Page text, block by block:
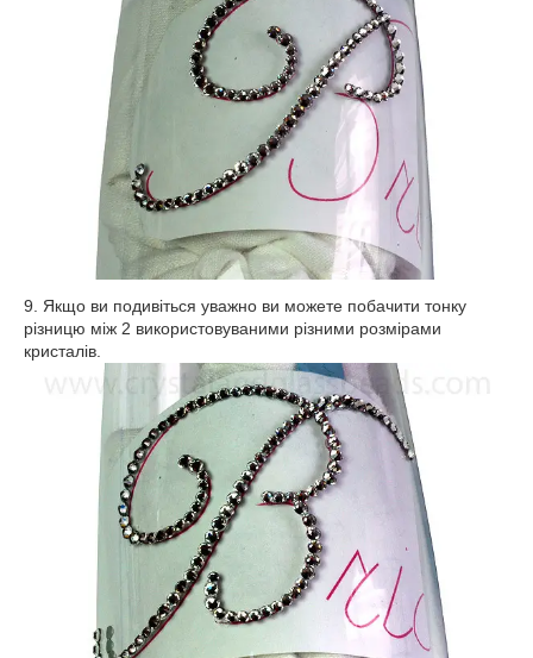
9. Якщо ви подивіться уважно ви можете побачити тонку
різницю між 2 використовуваними різними розмірами
кристалів.